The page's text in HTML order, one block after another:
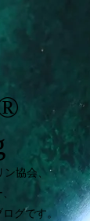
協会、
グです。